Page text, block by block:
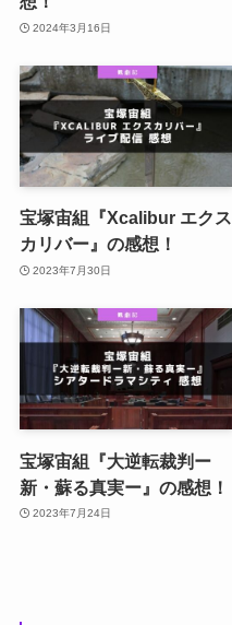
2024年3月16日
宝塚宙組『Xcalibur エクス
カリバー』の感想！
2023年7月30日
宝塚宙組『大逆転裁判ー
新・蘇る真実ー』の感想！
2023年7月24日